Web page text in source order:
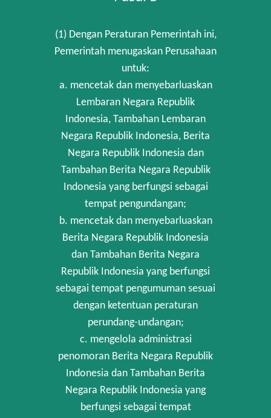
(1) Dengan Peraturan Pemerintah ini,
Pemerintah menugaskan Perusahaan
untuk:
a. mencetak dan menyebarluaskan
Lembaran Negara Republik
Indonesia, Tambahan Lembaran
Negara Republik Indonesia, Berita
Negara Republik Indonesia dan
Tambahan Berita Negara Republik
Indonesia yang berfungsi sebagai
tempat pengundangan;
b. mencetak dan menyebarluaskan
Berita Negara Republik Indonesia
dan Tambahan Berita Negara
Republik Indonesia yang berfungsi
sebagai tempat pengumuman sesuai
dengan ketentuan peraturan
perundang-undangan;
c. mengelola administrasi
penomoran Berita Negara Republik
Indonesia dan Tambahan Berita
Negara Republik Indonesia yang
berfungsi sebagai tempat